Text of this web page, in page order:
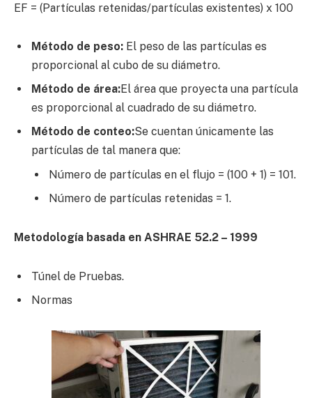
EF = (Partículas retenidas/partículas existentes) x 100
Método de peso: El peso de las partículas es
proporcional al cubo de su diámetro.
Método de área:El área que proyecta una partícula
es proporcional al cuadrado de su diámetro.
Método de conteo:Se cuentan únicamente las
partículas de tal manera que:
Número de partículas en el flujo = (100 + 1) = 101.
Número de partículas retenidas = 1.
Metodología basada en ASHRAE 52.2 – 1999
Túnel de Pruebas.
Normas